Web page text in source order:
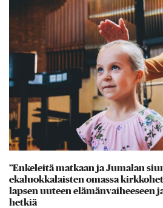
”Enkeleitä matkaan ja Jumalan
ekaluokkalaisten omassa
lapsen uuteen elämänvaiheeseen
hetkiä